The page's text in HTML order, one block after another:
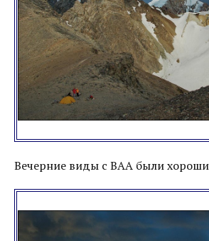
Вечерние виды с ВАА были